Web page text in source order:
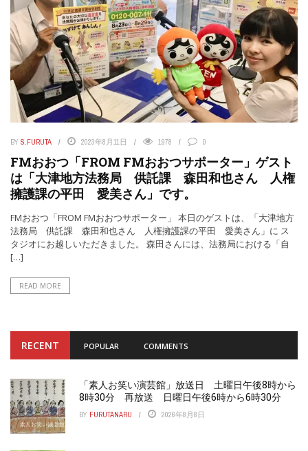
BY S.FURUTA 2023年8月11日 1978 0
FMおおつ「FROM FMおおつサポーター」ゲスト
は「大津地方法務局 供託課 森田和也さん 人権
擁護課の平田 愛美さん」です。
FMおおつ「FROM FMおおつサポーター」 本日のゲストは、「大津地方
法務局 供託課 森田和也さん 人権擁護課の平田 愛美さん」に ス
タジオにお越しいただきました。 森田さんには、法務局における「自
[…]
READ MORE
RECENT POPULAR COMMENTS
「素人お笑い演芸館」放送日 土曜日午後8時から
8時30分 再放送 日曜日午後6時から6時30分
BY FURUTANARU 2026年8月8日